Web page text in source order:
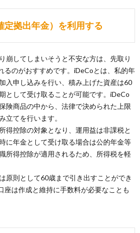
定拠出年金）を利用する
崩してしまいそうと不安な方は、先取り
るのがおすすめです。iDeCoとは、私的年
入申し込みを行い、積み上げた資産は60
として受け取ることが可能です。iDeCo
険商品の中から、法律で決められた上限
立てを行います。
得控除の対象となり、運用益は非課税と
に年金として受け取る場合は公的年金等
所得控除が適用されるため、所得税を軽
原則として60歳まで引き出すことができ
座は作成と維持に手数料が必要なことも